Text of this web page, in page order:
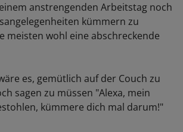
anstrengenden Arbeitstag noch
kümmern zu
meisten wohl eine abschreckende
es, gemütlich auf der Couch zu
sagen zu müssen "Alexa, mein
kümmere dich mal darum!"